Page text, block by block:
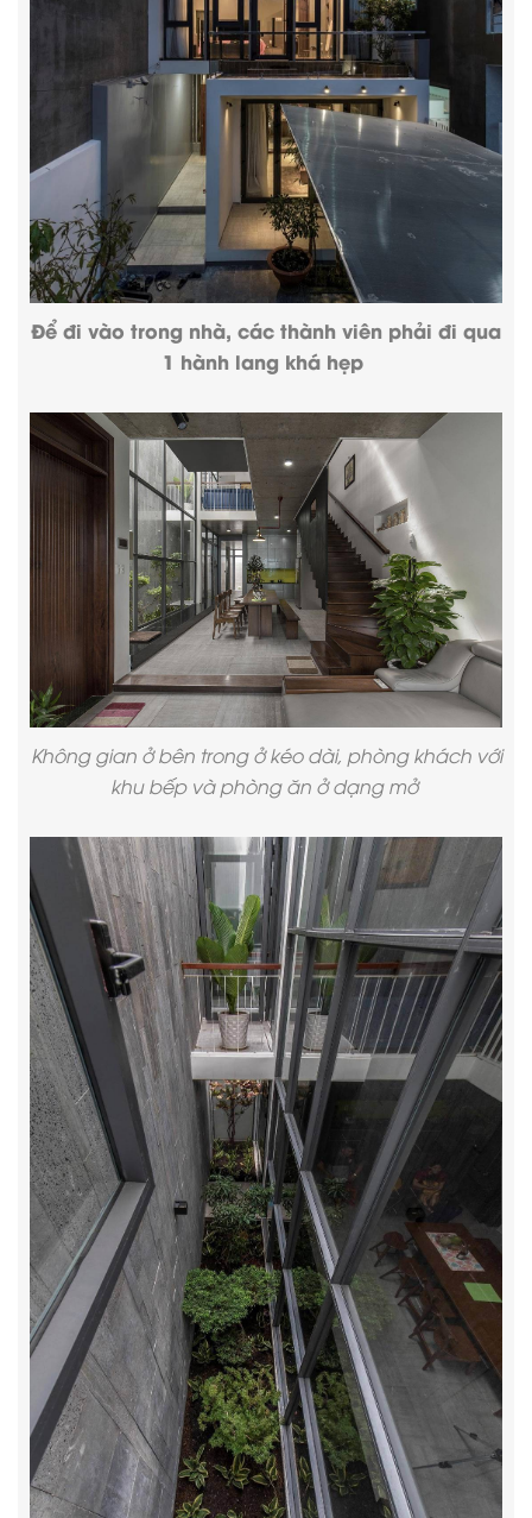
Để đi vào trong nhà, các thành viên phải đi qua
1 hành lang khá hẹp
Không gian ở bên trong ở kéo dài, phòng khách với
khu bếp và phòng ăn ở dạng mở